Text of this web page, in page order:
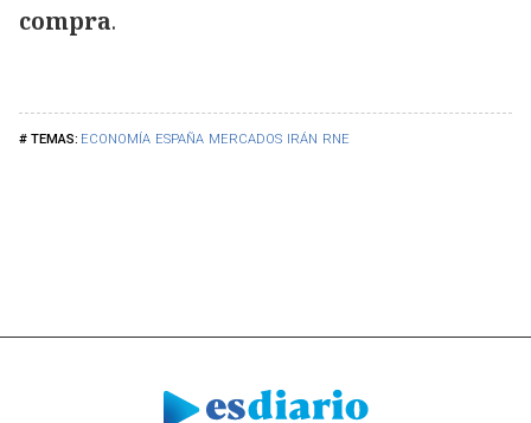
ECONOMÍA ESPAÑA MERCADOS IRÁN RNE
compra.